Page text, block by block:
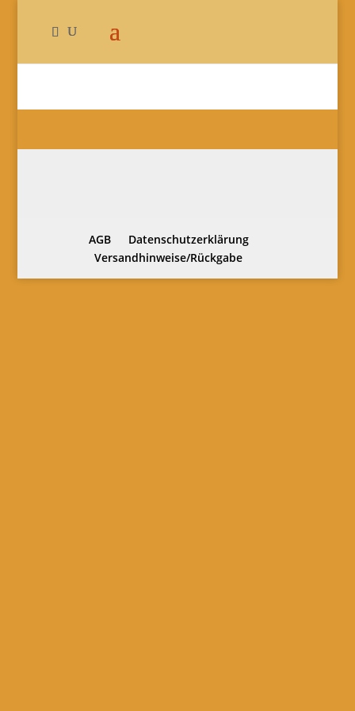
AGB
Datenschutzerklärung
Versandhinweise/Rückgabe